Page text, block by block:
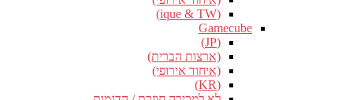
(ique & TW)
Gamecube
(JP)
(ארצות הברית)
(איחוד אירופי)
(KR)